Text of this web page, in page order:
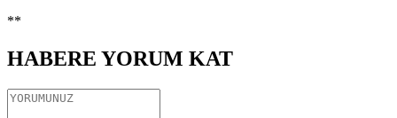
**
HABERE YORUM KAT